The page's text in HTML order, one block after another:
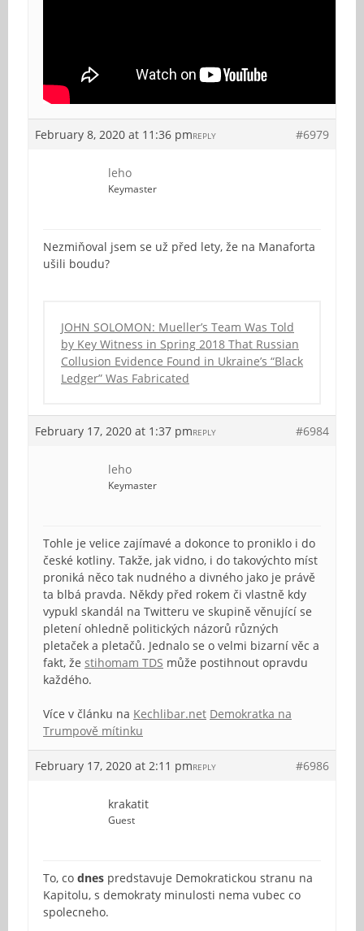
February 8, 2020 at 11:36 pm #6979
REPLY
leho
Keymaster
Nezmiňoval jsem se už před lety, že na Manaforta
ušili boudu?
JOHN SOLOMON: Mueller’s Team Was Told
by Key Witness in Spring 2018 That Russian
Collusion Evidence Found in Ukraine’s “Black
Ledger” Was Fabricated
February 17, 2020 at 1:37 pm #6984
REPLY
leho
Keymaster
Tohle je velice zajímavé a dokonce to proniklo i do
české kotliny. Takže, jak vidno, i do takovýchto míst
proniká něco tak nudného a divného jako je právě
ta blbá pravda. Někdy před rokem či vlastně kdy
vypukl skandál na Twitteru ve skupině věnující se
pletení ohledně politických názorů různých
pletaček a pletačů. Jednalo se o velmi bizarní věc a
fakt, že stihomam TDS může postihnout opravdu
každého.
Více v článku na Kechlibar.net Demokratka na
Trumpově mítinku
February 17, 2020 at 2:11 pm #6986
REPLY
krakatit
Guest
To, co dnes predstavuje Demokratickou stranu na
Kapitolu, s demokraty minulosti nema vubec co
spolecneho.